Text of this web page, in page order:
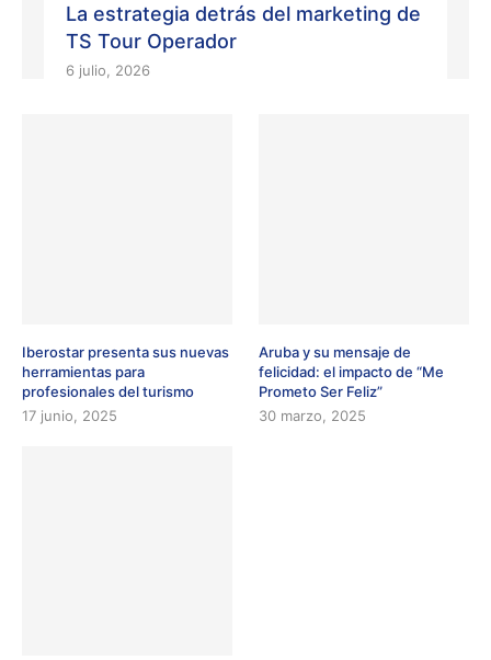
La estrategia detrás del marketing de
TS Tour Operador
6 julio, 2026
Iberostar presenta sus nuevas
herramientas para
profesionales del turismo
17 junio, 2025
Aruba y su mensaje de
felicidad: el impacto de “Me
Prometo Ser Feliz”
30 marzo, 2025